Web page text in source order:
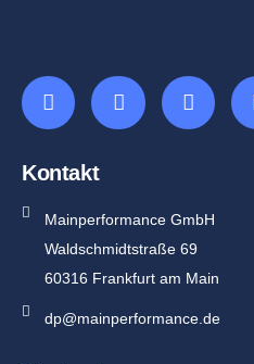
Kontakt
Mainperformance GmbH
Waldschmidtstraße 69
60316 Frankfurt am Main
dp@mainperformance.de